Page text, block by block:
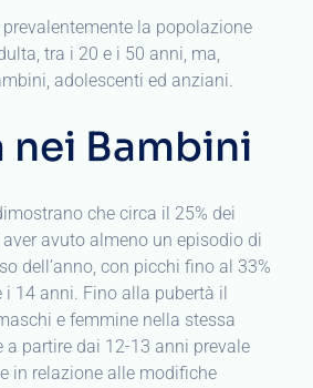
la popolazione
tra i 20 e i 50 anni, ma,
adolescenti ed anziani.
nei Bambini
che circa il 25% dei
avuto almeno un episodio di
dell’anno, con picchi fino al 33%
i 14 anni. Fino alla pubertà il
e femmine nella stessa
a partire dai 12-13 anni prevale
in relazione alle modifiche